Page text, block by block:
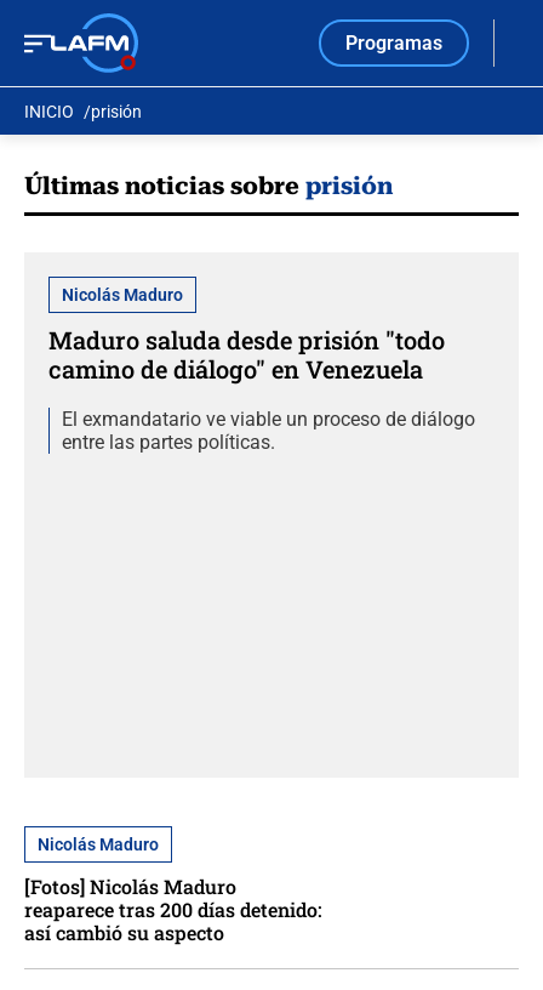
Programas
INICIO prisión
Últimas noticias sobre prisión
Nicolás Maduro
Maduro saluda desde prisión "todo
camino de diálogo" en Venezuela
El exmandatario ve viable un proceso de diálogo
entre las partes políticas.
Nicolás Maduro
[Fotos] Nicolás Maduro
reaparece tras 200 días detenido:
así cambió su aspecto